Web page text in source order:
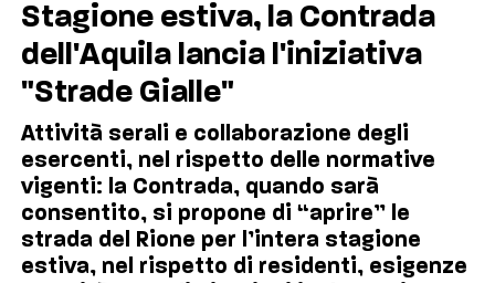
Stagione estiva, la Contrada
dell'Aquila lancia l'iniziativa
"Strade Gialle"
Attività serali e collaborazione degli
esercenti, nel rispetto delle normative
vigenti: la Contrada, quando sarà
consentito, si propone di “aprire” le
strada del Rione per l’intera stagione
estiva, nel rispetto di residenti, esigenze